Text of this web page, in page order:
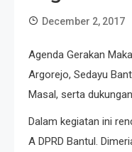
December 2, 2017
Agenda Gerakan
Argorejo, Sedayu
Masal, serta
Dalam kegiatan ini
A DPRD Bantul.